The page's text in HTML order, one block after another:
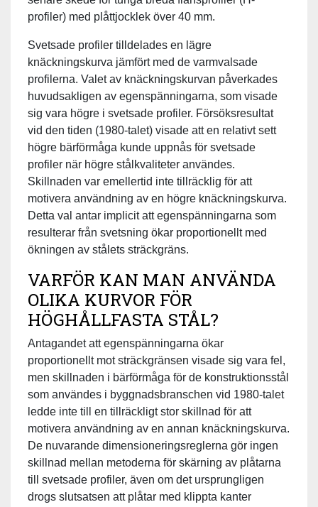
profiler) med plåttjocklek över 40 mm.
Svetsade profiler tilldelades en lägre
knäckningskurva jämfört med de varmvalsade
profilerna. Valet av knäckningskurvan påverkades
huvudsakligen av egenspänningarna, som visade
sig vara högre i svetsade profiler. Försöksresultat
vid den tiden (1980-talet) visade att en relativt sett
högre bärförmåga kunde uppnås för svetsade
profiler när högre stålkvaliteter användes.
Skillnaden var emellertid inte tillräcklig för att
motivera användning av en högre knäckningskurva.
Detta val antar implicit att egenspänningarna som
resulterar från svetsning ökar proportionellt med
ökningen av stålets sträckgräns.
VARFÖR KAN MAN ANVÄNDA
OLIKA KURVOR FÖR
HÖGHÅLLFASTA STÅL?
Antagandet att egenspänningarna ökar
proportionellt mot sträckgränsen visade sig vara fel,
men skillnaden i bärförmåga för de konstruktionsstål
som användes i byggnadsbranschen vid 1980-talet
ledde inte till en tillräckligt stor skillnad för att
motivera användning av en annan knäckningskurva.
De nuvarande dimensioneringsreglerna gör ingen
skillnad mellan metoderna för skärning av plåtarna
till svetsade profiler, även om det ursprungligen
drogs slutsatsen att plåtar med klippta kanter